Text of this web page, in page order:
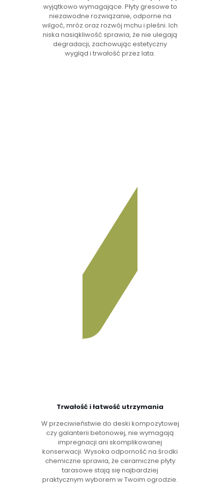
wyjątkowo wymagające. Płyty gresowe to
niezawodne rozwiązanie, odporne na
wilgoć, mróz oraz rozwój mchu i pleśni. Ich
niska nasiąkliwość sprawia, że nie ulegają
degradacji, zachowując estetyczny
wygląd i trwałość przez lata.
Trwałość i łatwość utrzymania
W przeciwieństwie do deski kompozytowej
czy galanterii betonowej, nie wymagają
impregnacji ani skomplikowanej
konserwacji. Wysoka odporność na środki
chemiczne sprawia, że ceramiczne płyty
tarasowe stają się najbardziej
praktycznym wyborem w Twoim ogrodzie.